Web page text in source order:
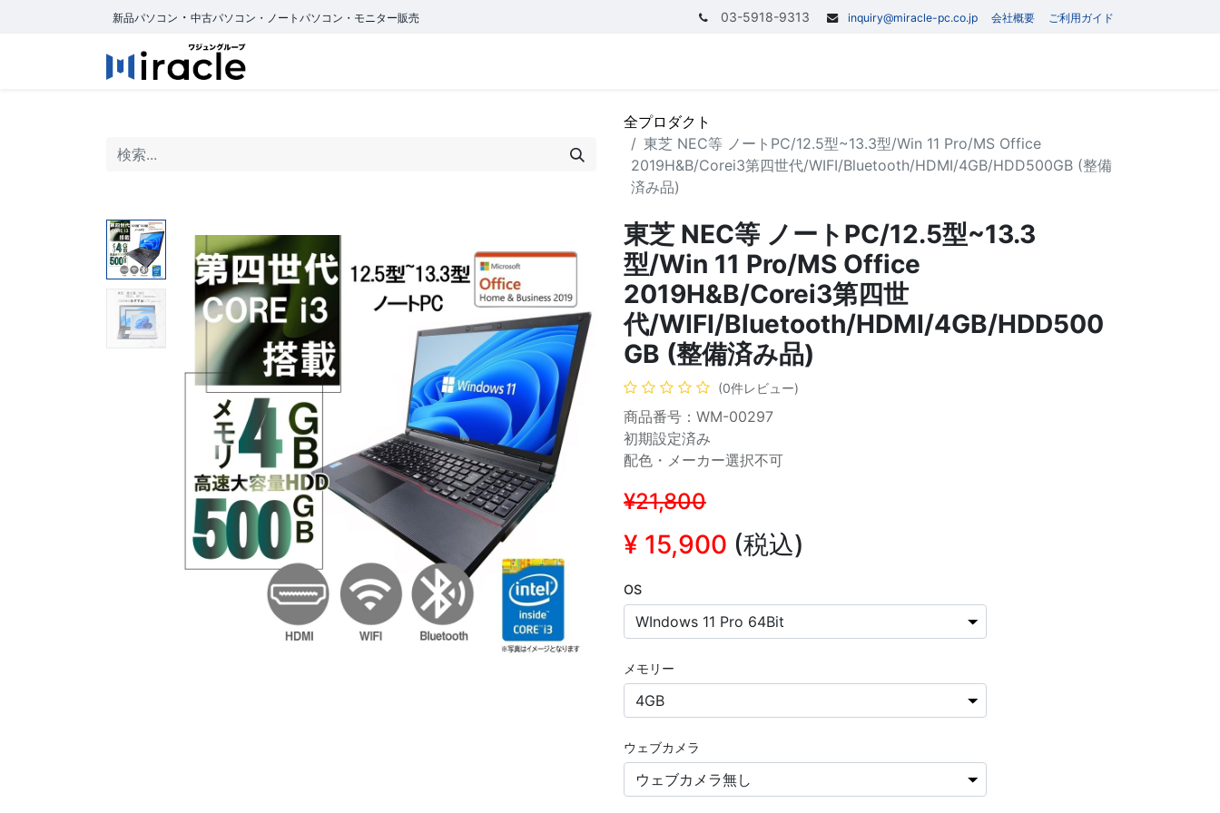
新品パソコン ・ 中古パソコン・ノートパソコン・モニター販売 03-5918-9313 inquiry@miracle-pc.co.jp 会社概要 ご利用ガイド
全プロダクト
東芝 NEC等 ノートPC/12.5型~13.3型/Win 11 Pro/MS Office
2019H&B/Corei3第四世代/WIFI/Bluetooth/HDMI/4GB/HDD500GB (整備
済み品)
東芝 NEC等 ノートPC/12.5型~13.3
型/Win 11 Pro/MS Office
2019H&B/Corei3第四世
代/WIFI/Bluetooth/HDMI/4GB/HDD500
GB (整備済み品)
(0件レビュー)
商品番号：WM-00297
初期設定済み
配色・メーカー選択不可
¥21,800
¥ 15,900 (税込)
OS
メモリー
ウェブカメラ